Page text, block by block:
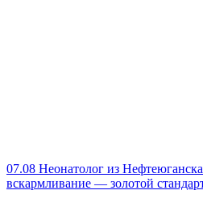
07.08 Неонатолог из Нефтеюганска
вскармливание — золотой